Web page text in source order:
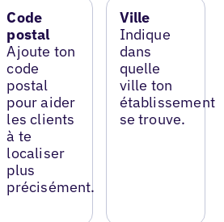
Code
postal
Ajoute ton
code
postal
pour aider
les clients
à te
localiser
plus
précisément.
Ville
Indique
dans
quelle
ville ton
établissement
se trouve.